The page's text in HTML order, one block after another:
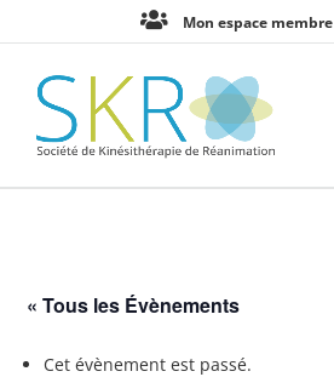
Mon espace membre
« Tous les Évènements
Cet évènement est passé.